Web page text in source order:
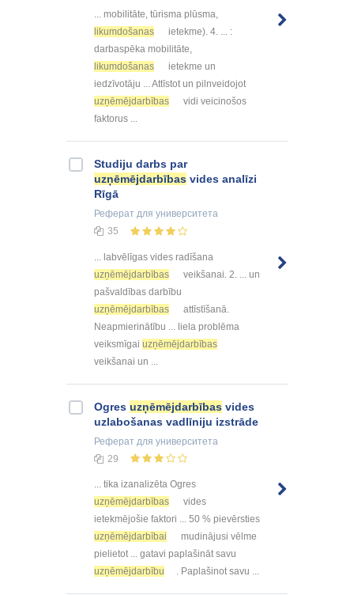
... mobilitāte, tūrisma plūsma,
likumdošanas
ietekme). 4. ... :
darbaspēka mobilitāte,
likumdošanas
ietekme un
iedzīvotāju ... Attīstot un pilnveidojot
uzņēmējdarbības
vidi veicinošos
faktorus ...
Studiju darbs par
uzņēmējdarbības vides analīzi
Rīgā
Реферат для университета
35
... labvēlīgas vides radīšana
uzņēmējdarbības
veikšanai. 2. ... un
pašvaldības darbību
uzņēmējdarbības
attīstīšanā.
Neapmierinātību ... liela problēma
veiksmīgai uzņēmējdarbības
veikšanai un ...
Ogres uzņēmējdarbības vides
uzlabošanas vadlīniju izstrāde
Реферат для университета
29
... tika izanalizēta Ogres
uzņēmējdarbības
vides
ietekmējošie faktori ... 50 % pievērsties
uzņēmējdarbībai
mudinājusi vēlme
pielietot ... gatavi paplašināt savu
uzņēmējdarbību
. Paplašinot savu ...